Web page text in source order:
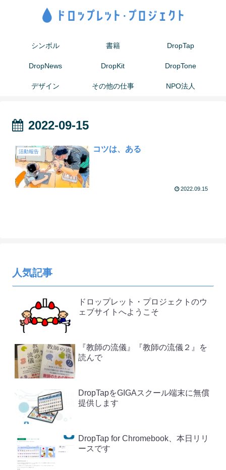
シンボル 書籍 DropTap
DropNews DropKit DropTone
デザイン その他の仕事 NPO法人
2022-09-15
活動報告 コツは、ある
2022.09.15
人気記事
ドロップレット・プロジェクトのウ
ェブサイトへようこそ
『教師の流儀』『教師の流儀２』を
読んで
DropTapをGIGAスクール端末に無償
提供します
DropTap for Chromebook、本日リリ
ースです